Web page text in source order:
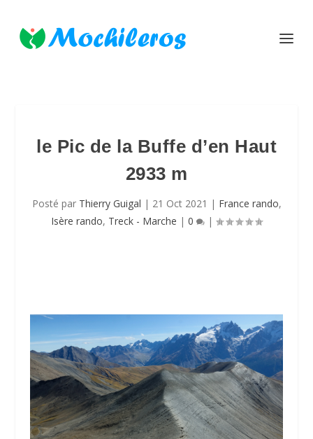
le Pic de la Buffe d’en Haut
2933 m
Posté par Thierry Guigal | 21 Oct 2021 | France rando,
Isère rando, Treck - Marche | 0 |